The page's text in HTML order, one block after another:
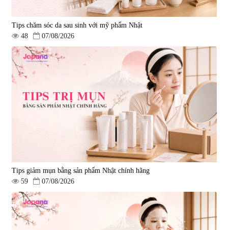
Tips chăm sóc da sau sinh với mỹ phẩm Nhật
48
07/08/2026
Tips giảm mụn bằng sản phẩm Nhật chính hãng
59
07/08/2026